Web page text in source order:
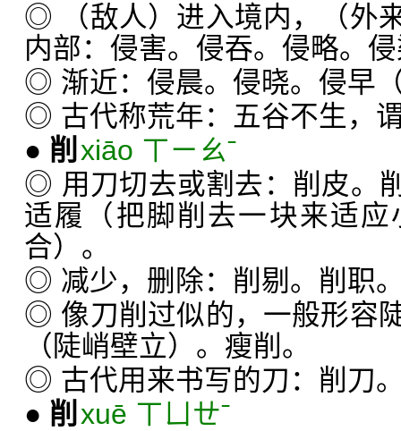
◎ （敌人）进入境内，（外
内部：侵害。侵吞。侵略。
◎ 渐近：侵晨。侵晓。侵早
◎ 古代称荒年：五谷不生，
● 削 xiāo ㄒㄧㄠˉ
◎ 用刀切去或割去：削皮。
适履（把脚削去一块来适
合）。
◎ 减少，删除：削剔。削职
◎ 像刀削过似的，一般形容
（陡峭壁立）。瘦削。
◎ 古代用来书写的刀：削刀
● 削 xuē ㄒㄩㄝˉ